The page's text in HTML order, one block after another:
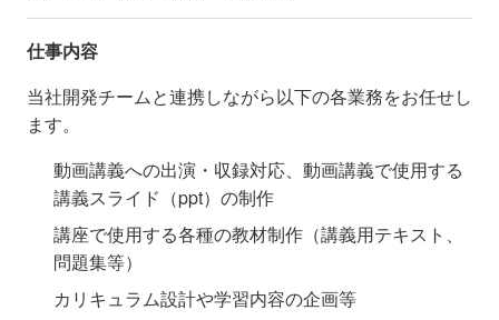
仕事内容
当社開発チームと連携しながら以下の各業務をお任せし
ます。
動画講義への出演・収録対応、動画講義で使用する
講義スライド（ppt）の制作
講座で使用する各種の教材制作（講義用テキスト、
問題集等）
カリキュラム設計や学習内容の企画等